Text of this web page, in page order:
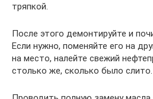
тряпкой.
После этого демонтируйте и
Если нужно, поменяйте его на
на место, налейте свежий
столько же, сколько было слито.